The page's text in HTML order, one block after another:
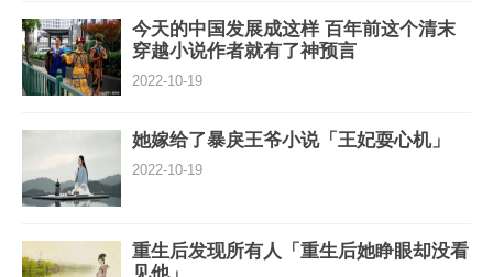
今天的中国发展成这样 百年前这个清末
穿越小说作者就有了神预言
2022-10-19
她嫁给了暴戾王爷小说「王妃耍心机」
2022-10-19
重生后发现所有人「重生后她睁眼却没看